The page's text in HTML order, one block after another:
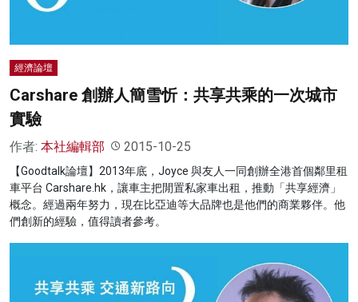
經濟論壇
Carshare 創辦人簡雪忻：共享共乘的一次城市
實驗
作者: 本社編輯部 2015-10-25
【Goodtalk論壇】2013年底，Joyce 與友人一同創辦全港首個鄰里租
車平台 Carshare.hk，讓車主把閒置私家車出租，推動「共享經濟」
概念。經過兩年努力，現在比亞迪等大品牌也是他們的商業夥伴。他
們創新的經驗，值得讀者參考。